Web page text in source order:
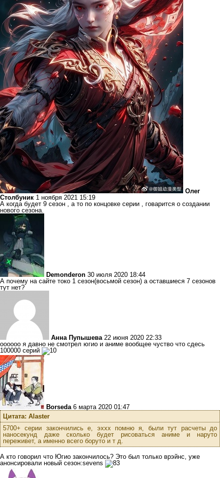
Олег
Столбуник 1 ноября 2021 15:19
А когда будет 9 сезон , а то по концовке серии , говарится о создании
нового сезона.
Demonderon 30 июля 2020 18:44
А почему на сайте токо 1 сезон(восьмой сезон) а оставшиеся 7 сезонов
тут нет?
Анна Пупышева 22 июня 2020 22:33
оооооо я давно не смотрел югио и аниме вообщее чуство что сдесь
100000 серий
Borseda 6 марта 2020 01:47
Цитата: Alaster
5700+ серии закончились е, эххх помню я, были тут расчеты до
наносекунд даже сколько будет рисоваться аниме и наруто
переживет, а именно всего боруто и т д.
А кто говорил что Югио закончилось? Это был только врэйнс, уже
анонсировали новый сезон:sevens